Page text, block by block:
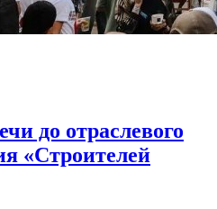
до отраслевого
«Строителей